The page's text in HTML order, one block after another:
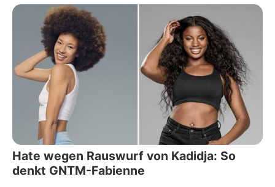
Hate wegen Rauswurf von Kadidja: So
denkt GNTM-Fabienne